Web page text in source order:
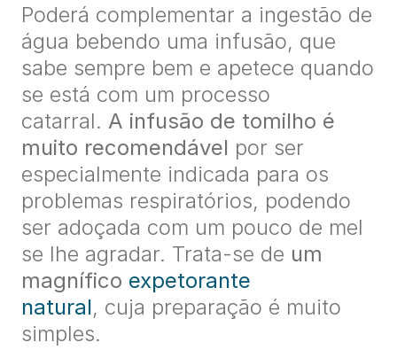
Poderá complementar a ingestão de
água bebendo uma infusão, que
sabe sempre bem e apetece quando
se está com um processo
catarral. A infusão de tomilho é
muito recomendável por ser
especialmente indicada para os
problemas respiratórios, podendo
ser adoçada com um pouco de mel
se lhe agradar. Trata-se de um
magnífico expetorante
natural, cuja preparação é muito
simples.